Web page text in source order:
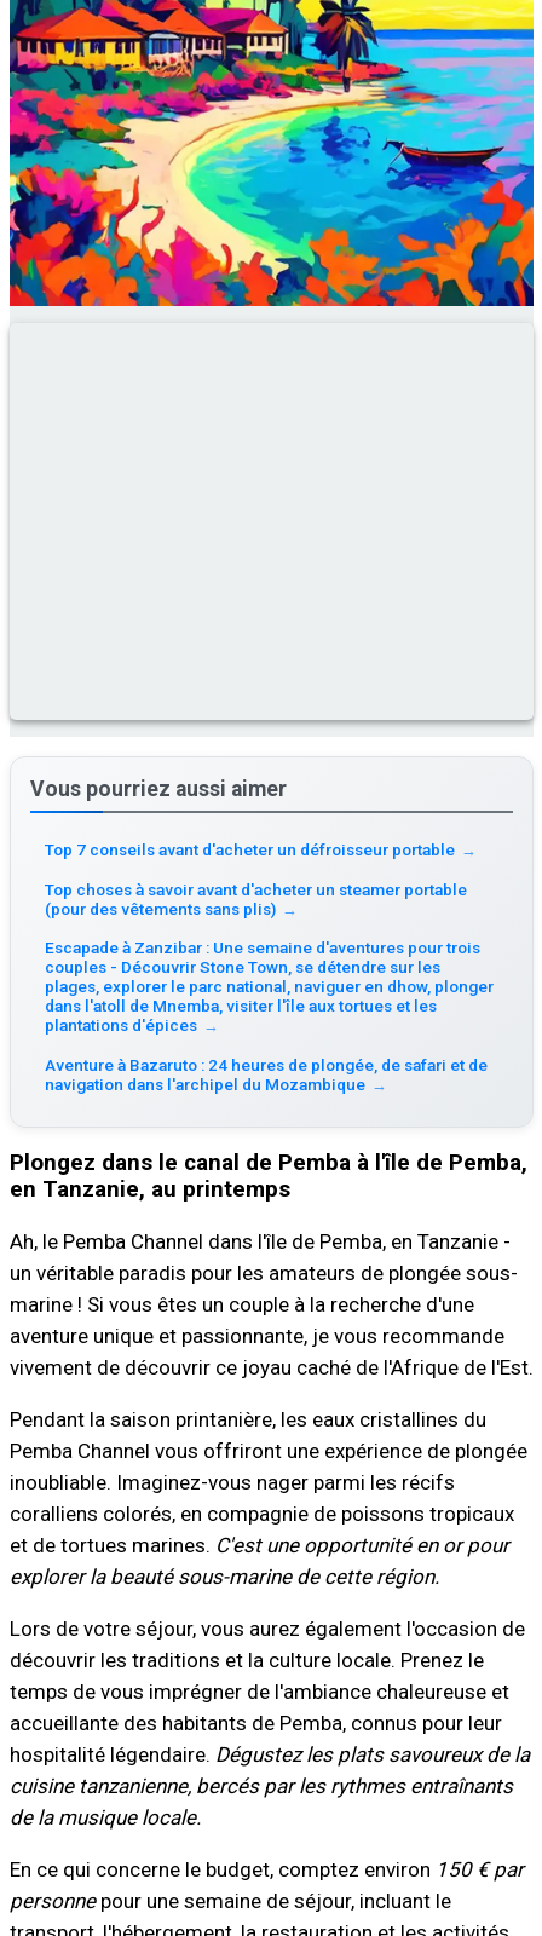
Vous pourriez aussi aimer
Top 7 conseils avant d'acheter un défroisseur portable →
Top choses à savoir avant d'acheter un steamer portable
(pour des vêtements sans plis) →
Escapade à Zanzibar : Une semaine d'aventures pour trois
couples - Découvrir Stone Town, se détendre sur les
plages, explorer le parc national, naviguer en dhow, plonger
dans l'atoll de Mnemba, visiter l'île aux tortues et les
plantations d'épices →
Aventure à Bazaruto : 24 heures de plongée, de safari et de
navigation dans l'archipel du Mozambique →
Plongez dans le canal de Pemba à l'île de Pemba,
en Tanzanie, au printemps
Ah, le Pemba Channel dans l'île de Pemba, en Tanzanie -
un véritable paradis pour les amateurs de plongée sous-
marine ! Si vous êtes un couple à la recherche d'une
aventure unique et passionnante, je vous recommande
vivement de découvrir ce joyau caché de l'Afrique de l'Est.
Pendant la saison printanière, les eaux cristallines du
Pemba Channel vous offriront une expérience de plongée
inoubliable. Imaginez-vous nager parmi les récifs
coralliens colorés, en compagnie de poissons tropicaux
et de tortues marines. C'est une opportunité en or pour
explorer la beauté sous-marine de cette région.
Lors de votre séjour, vous aurez également l'occasion de
découvrir les traditions et la culture locale. Prenez le
temps de vous imprégner de l'ambiance chaleureuse et
accueillante des habitants de Pemba, connus pour leur
hospitalité légendaire. Dégustez les plats savoureux de la
cuisine tanzanienne, bercés par les rythmes entraînants
de la musique locale.
En ce qui concerne le budget, comptez environ 150 € par
personnepour une semaine de séjour, incluant le